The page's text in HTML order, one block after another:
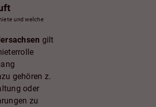
und welche
gilt
gehören z.
oder
zu